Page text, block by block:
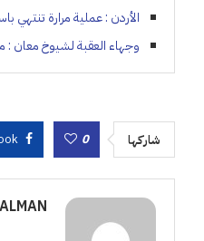
الأردن : عملية مرارة تنتهي
وجهاء العقبة لشيوخ معان :
شاركها 0